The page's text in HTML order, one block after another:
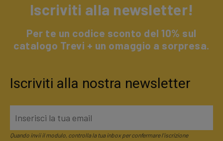
Iscriviti alla newsletter!
Per te un codice sconto del 10% sul
catalogo Trevi + un omaggio a sorpresa.
Iscriviti alla nostra newsletter
Quando invii il modulo, controlla la tua inbox per confermare l'iscrizione